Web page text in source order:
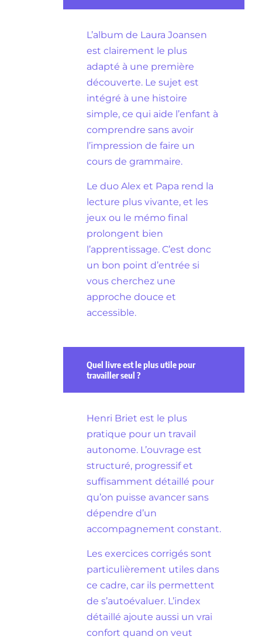
L’album de Laura Joansen
est clairement le plus
adapté à une première
découverte. Le sujet est
intégré à une histoire
simple, ce qui aide l’enfant à
comprendre sans avoir
l’impression de faire un
cours de grammaire.
Le duo Alex et Papa rend la
lecture plus vivante, et les
jeux ou le mémo final
prolongent bien
l’apprentissage. C’est donc
un bon point d’entrée si
vous cherchez une
approche douce et
accessible.
Quel livre est le plus utile pour
travailler seul ?
Henri Briet est le plus
pratique pour un travail
autonome. L’ouvrage est
structuré, progressif et
suffisamment détaillé pour
qu’on puisse avancer sans
dépendre d’un
accompagnement constant.
Les exercices corrigés sont
particulièrement utiles dans
ce cadre, car ils permettent
de s’autoévaluer. L’index
détaillé ajoute aussi un vrai
confort quand on veut